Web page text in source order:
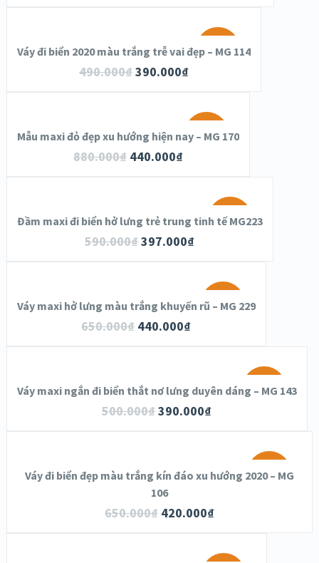
SALE!
Váy đi biển 2020 màu trắng trễ vai đẹp – MG 114
490.000₫390.000₫
SALE!
Mẫu maxi đỏ đẹp xu hướng hiện nay – MG 170
880.000₫ 440.000₫
SALE!
Đầm maxi đi biển hở lưng trẻ trung tinh tế MG223
590.000₫397.000₫
SALE!
Váy maxi hở lưng màu trắng khuyến rũ – MG 229
650.000₫440.000₫
SALE!
Váy maxi ngắn đi biển thắt nơ lưng duyên dáng – MG 143
500.000₫390.000₫
SALE!
Váy đi biển đẹp màu trắng kín đáo xu hướng 2020 – MG
106
650.000₫ 420.000₫